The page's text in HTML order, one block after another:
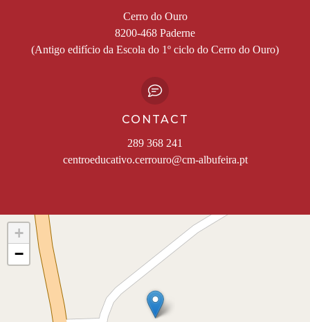
Cerro do Ouro
8200-468 Paderne
(Antigo edifício da Escola do 1º ciclo do Cerro do Ouro)
CONTACT
289 368 241
+
−